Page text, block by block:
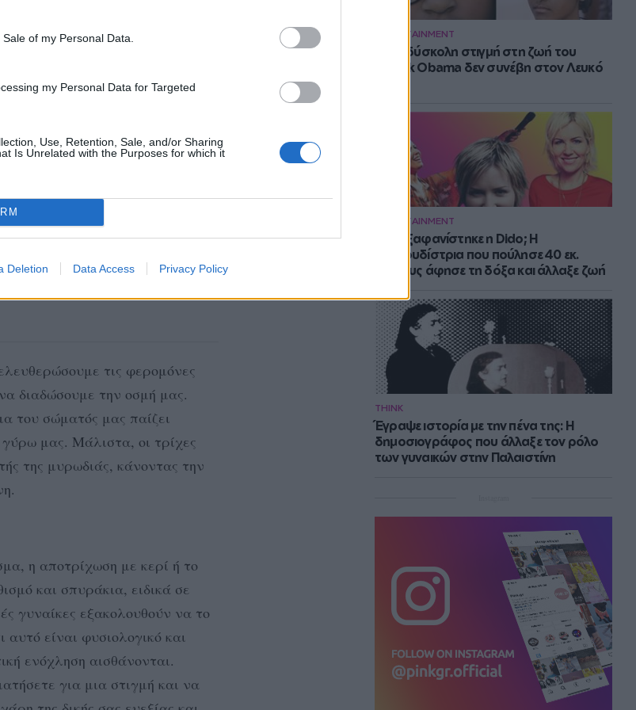
of my Personal Data.
my Personal Data for Targeted
Use, Retention, Sale, and/or Sharing
Is Unrelated with the Purposes for which it
Deletion Data Access Privacy Policy
ENTERTAINMENT
Η πιο δύσκολη στιγμή στη ζωή του
Barack Obama δεν συνέβη στον Λευκό
ENTERTAINMENT
Πού εξαφανίστηκε η Dido; Η
τραγουδίστρια που πούλησε 40 εκ.
δίσκους άφησε τη δόξα και άλλαξε ζωή
THINK
Έγραψε ιστορία με την πένα της: Η
δημοσιογράφος που άλλαξε τον ρόλο
των γυναικών στην Παλαιστίνη
τις φερομόνες
διαδώσουμε την οσμή μας.
του σώματός μας παίζει
μας. Μάλιστα, οι τρίχες
της μυρωδιάς, κάνοντας την
η αποτρίχωση με κερί ή το
και σπυράκια, ειδικά σε
γυναίκες εξακολουθούν να το
είναι φυσιολογικό και
ενόχληση αισθάνονται.
για μια στιγμή και να